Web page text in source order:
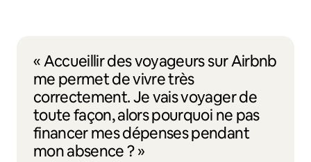
« Accueillir des voyageurs sur Airbnb
me permet de vivre très
correctement. Je vais voyager de
toute façon, alors pourquoi ne pas
financer mes dépenses pendant
mon absence ? »